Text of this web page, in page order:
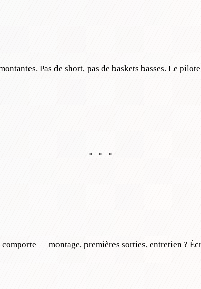
Pas de short, pas de baskets basses. Le
* * *
— montage, premières sorties, entretien ?